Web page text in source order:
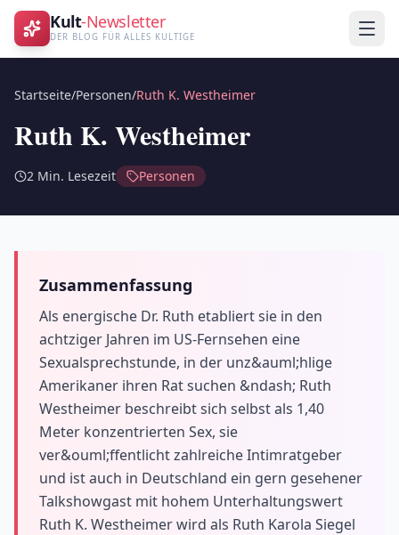
Kult-Newsletter
DER BLOG FÜR ALLES KULTIGE
Startseite/Personen/Ruth K. Westheimer
Ruth K. Westheimer
2 Min. Lesezeit Personen
Zusammenfassung
Als energische Dr. Ruth etabliert sie in den
achtziger Jahren im US-Fernsehen eine
Sexualsprechstunde, in der unz&auml;hlige
Amerikaner ihren Rat suchen &ndash; Ruth
Westheimer beschreibt sich selbst als 1,40
Meter konzentrierten Sex, sie
ver&ouml;ffentlicht zahlreiche Intimratgeber
und ist auch in Deutschland ein gern gesehener
Talkshowgast mit hohem Unterhaltungswert
Ruth K. Westheimer wird als Ruth Karola Siegel